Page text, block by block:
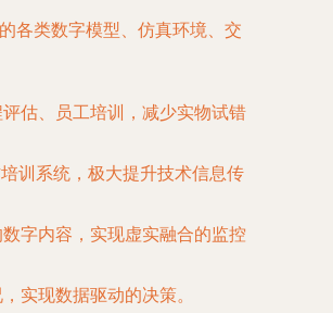
各类数字模型、仿真环境、交
估、员工培训，减少实物试错
训系统，极大提升技术信息传
字内容，实现虚实融合的监控
实现数据驱动的决策。